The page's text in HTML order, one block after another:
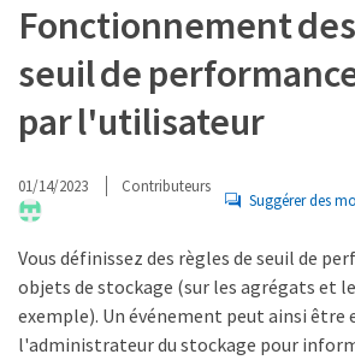
Fonctionnement
seuil de
par l'utilisateur
01/14/2023 Contributeurs
Suggérer des
Vous définissez des règles de seuil de
objets de stockage (sur les agrégats et
exemple). Un événement peut ainsi être
l'administrateur du stockage pour